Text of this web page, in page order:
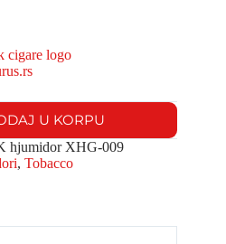
U KORPU
hjumidor XHG-009
, Tobacco